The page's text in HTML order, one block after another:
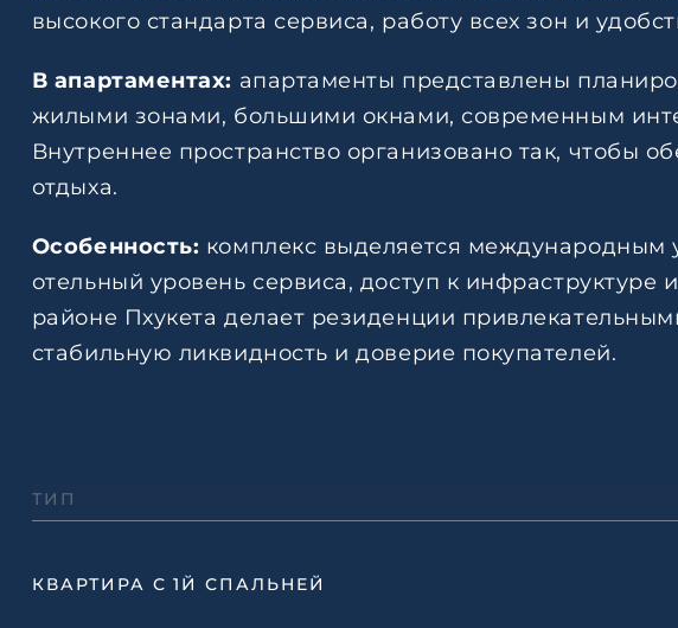
высокого стандарта сервиса, работу всех зон и
В апартаментах: апартаменты представлены
жилыми зонами, большими окнами, современным
Внутреннее пространство организовано так, чтобы
отдыха.
Особенность: комплекс выделяется международным
отельный уровень сервиса, доступ к
районе Пхукета делает резиденции
стабильную ликвидность и доверие покупателей.
ТИП
КВАРТИРА С 1Й СПАЛЬНЕЙ